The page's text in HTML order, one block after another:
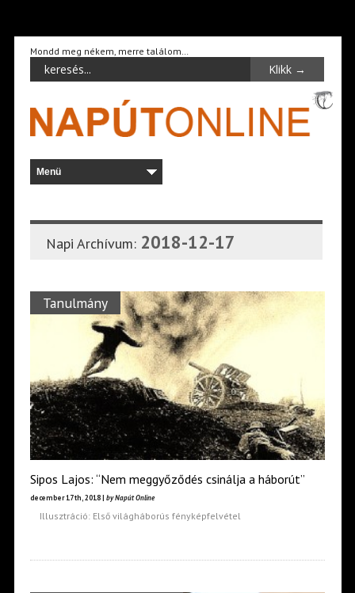
Mondd meg nékem, merre találom…
Napi Archívum: 2018-12-17
Tanulmány
Sipos Lajos: “Nem meggyőződés csinálja a háborút”
december 17th, 2018 | by Napút Online
Illusztráció: Első világháborús fényképfelvétel